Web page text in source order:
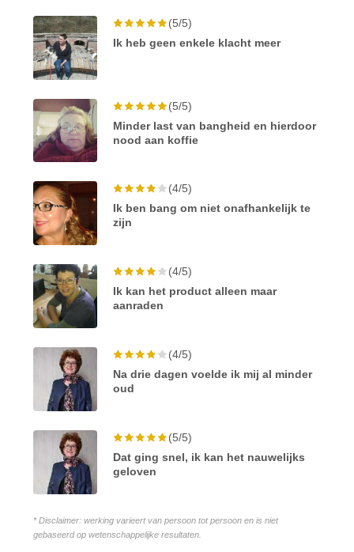
(5/5)
Ik heb geen enkele klacht meer
(5/5)
Minder last van bangheid en hierdoor
nood aan koffie
(4/5)
Ik ben bang om niet onafhankelijk te
zijn
(4/5)
Ik kan het product alleen maar
aanraden
(4/5)
Na drie dagen voelde ik mij al minder
oud
(5/5)
Dat ging snel, ik kan het nauwelijks
geloven
* Disclaimer: werking varieert van persoon tot persoon en is niet
gebaseerd op wetenschappelijke resultaten.